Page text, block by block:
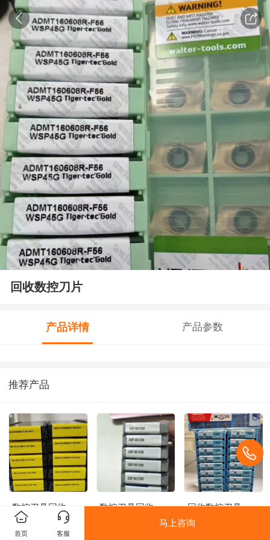
回收数控刀片
产品详情 产品参数
推荐产品
数控刀具回收 数控刀具回收 回收数控刀具
首页 客服
马上咨询